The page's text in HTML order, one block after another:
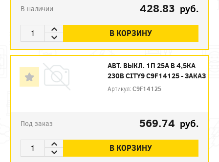
В наличии 428.83 руб.
В КОРЗИНУ
АВТ. ВЫКЛ. 1П 25А B 4,5КА
230В CITY9 C9F14125 - ЗАКАЗ
Артикул:C9F14125
Под заказ 569.74 руб.
В КОРЗИНУ